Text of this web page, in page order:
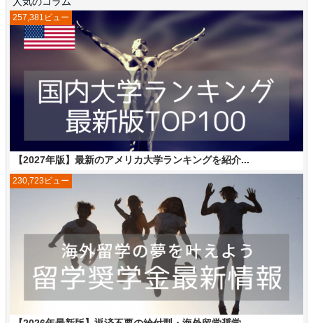
【2027年版】最新のアメリカ大学ランキングを紹介...
257,381ビュー
230,723ビュー